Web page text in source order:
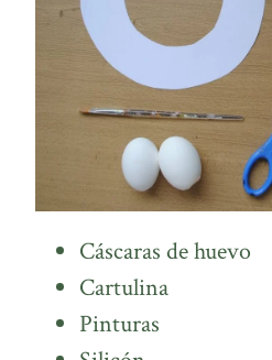
Cáscaras de huevo
Cartulina
Pinturas